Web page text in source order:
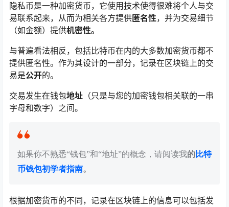
隐私币是一种加密货币，它使用技术使得很难将个人与交
易联系起来，从而为相关各方提供匿名性，并为交易细节
（如金额）提供机密性。
与普遍看法相反，包括比特币在内的大多数加密货币都不
提供匿名性。作为其设计的一部分，记录在区块链上的交
易是公开的。
交易发生在钱包地址 （只是与您的加密钱包相关联的一串
字母和数字）之间。
如果你不熟悉“钱包”和“地址”的概念，请阅读我的比特
币钱包初学者指南。
根据加密货币的不同，记录在区块链上的信息可以包括发